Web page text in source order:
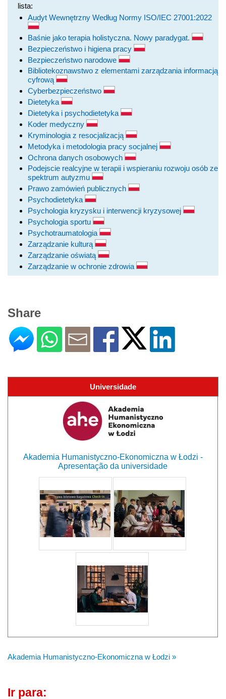
lista:
Audyt Wewnętrzny Według Normy ISO/IEC 27001:2022
Baśnie jako terapia holistyczna. Nowy paradygat.
Bezpieczeństwo i higiena pracy
Bezpieczeństwo narodowe
Bibliotekoznawstwo z elementami zarządzania informacją
cyfrową
Cyberbezpieczeństwo
Dietetyka
Dietetyka i psychodietetyka
Koder medyczny
Kryminologia z resocjalizacją
Metodyka i metodologia pracy socjalnej
Ochrona danych osobowych
Podejscie realcyjne w terapii i wspieraniu rozwoju osób ze
spektrum autyzmu
Prawo zamówień publicznych
Psychodietetyka
Psychologia kryzysku i interwencji kryzysowej
Psychologia sportu
Psychotraumatologia
Zarządzanie kulturą
Zarządzanie oświatą
Zarządzanie w ochronie zdrowia
Share
Universidade
Akademia Humanistyczno-Ekonomiczna w Łodzi -
Apresentação da universidade
Akademia Humanistyczno-Ekonomiczna w Łodzi »
Ir para: